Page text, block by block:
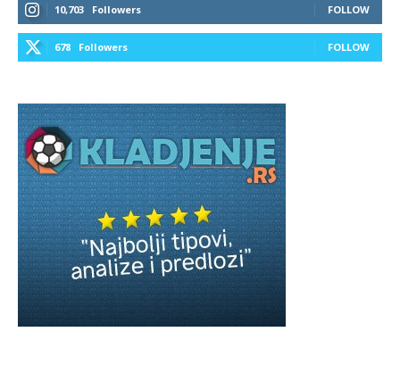
10,703 Followers FOLLOW
678 Followers FOLLOW